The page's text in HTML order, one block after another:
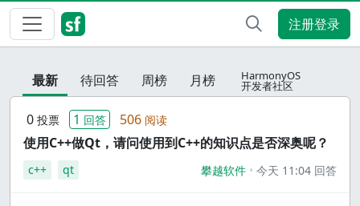
注册登录
最新 待回答 周榜 月榜 HarmonyOS
开发者社区
0 投票 1 回答 506 阅读
使用C++做Qt，请问使用到C++的知识点是否深奥呢？
c++ qt 攀越软件 今天 11:04 回答